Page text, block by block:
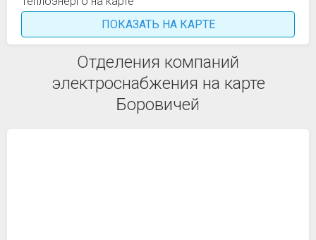
ПОКАЗАТЬ НА КАРТЕ
Отделения компаний
электроснабжения на карте
Боровичей